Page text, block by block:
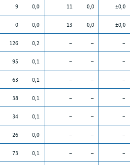
9 0,0 11 0,0 ±0,0
0 0,0 13 0,0 ±0,0
126 0,2 – – –
95 0,1 – – –
63 0,1 – – –
38 0,1 – – –
34 0,1 – – –
26 0,0 – – –
73 0,1 – – –